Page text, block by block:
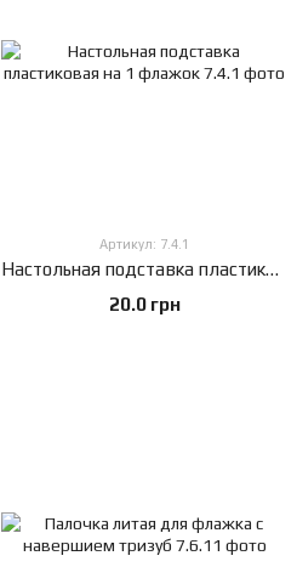
Артикул: 7.4.1
Настольная подставка пластиковая на 1 флажок
20.0 грн